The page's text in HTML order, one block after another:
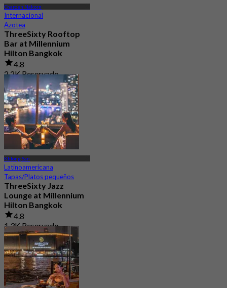
Charoen Nakorn
Internacional
Azotea
ThreeSixty Rooftop
Bar at Millennium
Hilton Bangkok
4.8
2.2K Reservado
Desde฿ 899
Khlong San
Latinoamericana
Tapas/Platos pequeños
ThreeSixty Jazz
Lounge at Millennium
Hilton Bangkok
4.8
1.3K Reservado
Desde฿ 899